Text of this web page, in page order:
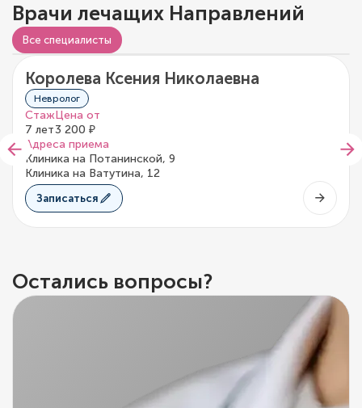
Врачи лечащих Направлений
Все специалисты
5/5
2 отзыва
Видео о враче
Королева Ксения Николаевна
Невролог
Стаж
7 лет
Цена от
3 200 ₽
Адреса приема
Клиника на Потанинской, 9
Клиника на Ватутина, 12
Записаться
Остались вопросы?